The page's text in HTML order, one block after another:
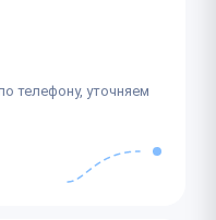
телефону, уточняем